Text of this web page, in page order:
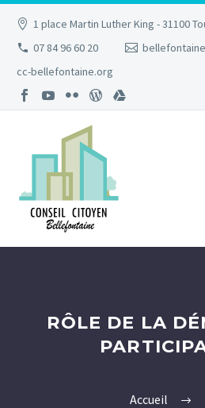
1 place Martin Luther King - 31100
07 84 96 60 20
cc-bellefontaine.org
RÔLE DE LA
Accueil